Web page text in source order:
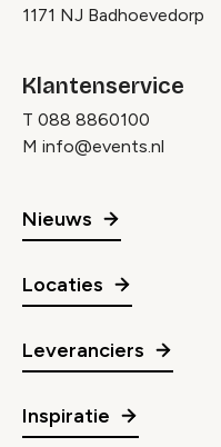
1171 NJ Badhoevedorp
Klantenservice
T 088 8860100
M info@events.nl
Nieuws
Locaties
Leveranciers
Inspiratie